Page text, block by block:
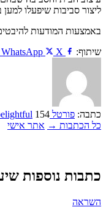
ליצור סביבות שיפעלו למען
באמצעות המודעות
שיתוף:
WhatsApp X
כתבה: פורטל belightful 154 כתבות באתר
כל הכתבות → אתר אישי
כתבות נוספות
השראה